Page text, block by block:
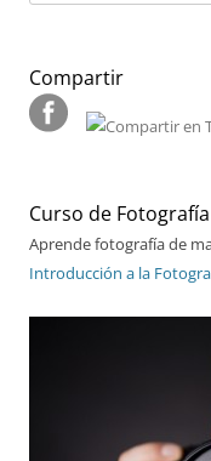
Compartir
Curso de Fotografía
Aprende fotografía de
Introducción a la